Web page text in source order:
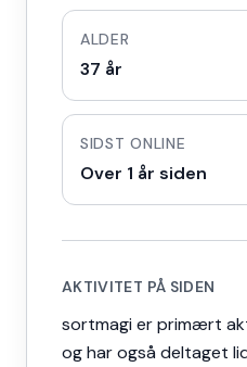
ALDER
37 år
SIDST ONLINE
Over 1 år siden
AKTIVITET PÅ SIDEN
sortmagi er primært
og har også deltaget